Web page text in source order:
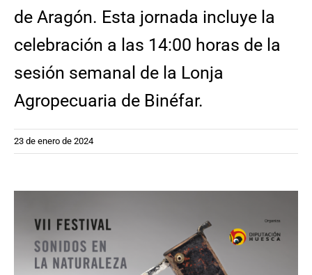
de Aragón. Esta jornada incluye la
celebración a las 14:00 horas de la
sesión semanal de la Lonja
Agropecuaria de Binéfar.
23 de enero de 2024